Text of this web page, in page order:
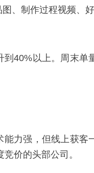
、制作过程视频、
40%以上。周末
力强，但线上获
价的头部公司。